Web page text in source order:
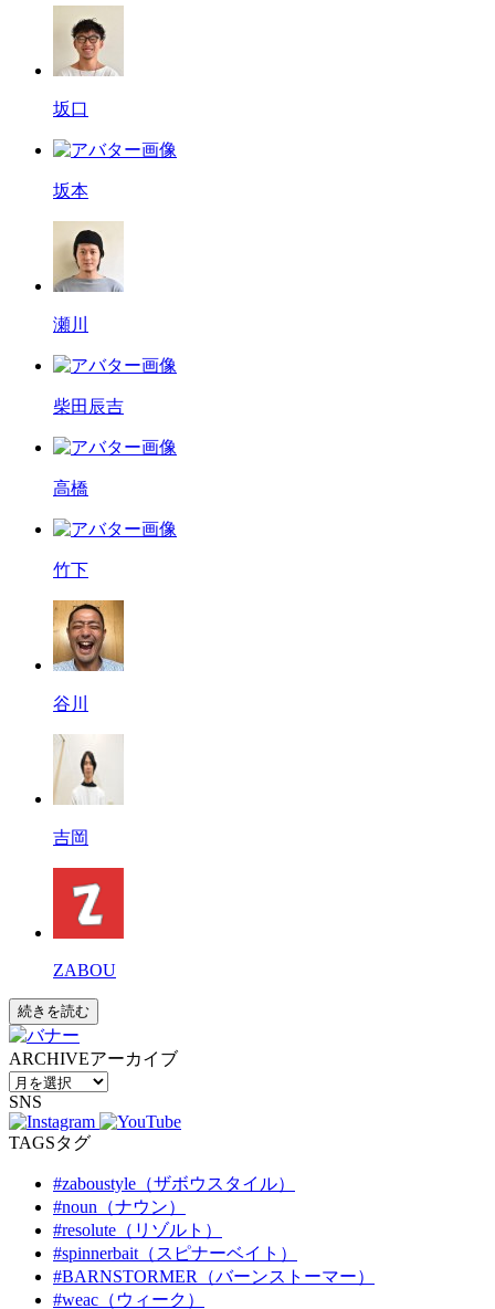
坂口
坂本
瀬川
柴田辰吉
高橋
竹下
谷川
吉岡
ZABOU
続きを読む
ARCHIVEアーカイブ
SNS
TAGSタグ
#zaboustyle（ザボウスタイル）
#noun（ナウン）
#resolute（リゾルト）
#spinnerbait（スピナーベイト）
#BARNSTORMER（バーンストーマー）
#weac（ウィーク）